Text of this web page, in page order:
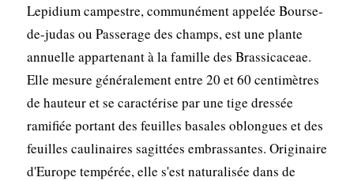
Lepidium campestre, communément appelée Bourse-
de-judas ou Passerage des champs, est une plante
annuelle appartenant à la famille des Brassicaceae.
Elle mesure généralement entre 20 et 60 centimètres
de hauteur et se caractérise par une tige dressée
ramifiée portant des feuilles basales oblongues et des
feuilles caulinaires sagittées embrassantes. Originaire
d'Europe tempérée, elle s'est naturalisée dans de